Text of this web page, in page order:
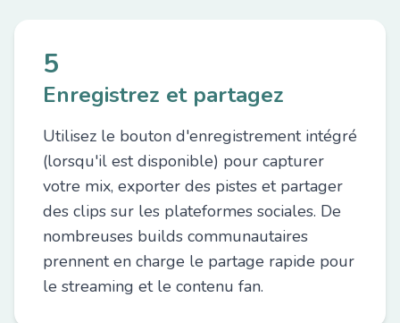
5
Enregistrez et partagez
Utilisez le bouton d'enregistrement intégré
(lorsqu'il est disponible) pour capturer
votre mix, exporter des pistes et partager
des clips sur les plateformes sociales. De
nombreuses builds communautaires
prennent en charge le partage rapide pour
le streaming et le contenu fan.